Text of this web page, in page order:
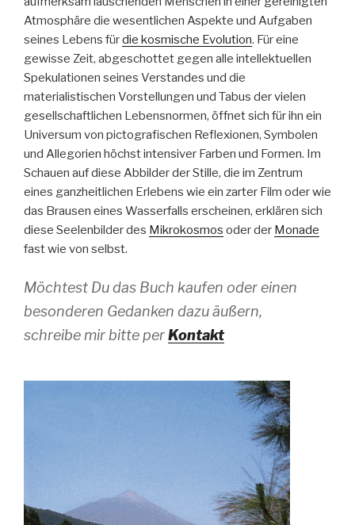
Atmosphäre die wesentlichen Aspekte und Aufgaben
seines Lebens fürdie kosmische Evolution. Für eine
gewisse Zeit, abgeschottet gegen alle intellektuellen
Spekulationen seines Verstandes und die
materialistischen Vorstellungen und Tabus der vielen
gesellschaftlichen Lebensnormen, öffnet sich für ihn ein
Universum von pictografischen Reflexionen, Symbolen
und Allegorien höchst intensiver Farben und Formen. Im
Schauen auf diese Abbilder der Stille, die im Zentrum
eines ganzheitlichen Erlebens wie ein zarter Film oder wie
das Brausen eines Wasserfalls erscheinen, erklären sich
diese Seelenbilder des Mikrokosmos oder der Monade
fast wie von selbst.
Möchtest Du das Buch kaufen oder einen
besonderen Gedanken dazu äußern,
schreibe mir bitte perKontakt